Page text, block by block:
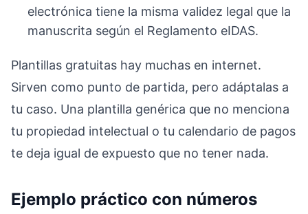
electrónica tiene la misma validez legal que la
manuscrita según el Reglamento eIDAS.
Plantillas gratuitas hay muchas en internet.
Sirven como punto de partida, pero adáptalas a
tu caso. Una plantilla genérica que no menciona
tu propiedad intelectual o tu calendario de pagos
te deja igual de expuesto que no tener nada.
Ejemplo práctico con números